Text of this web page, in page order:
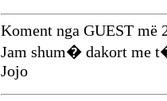
Koment nga GUEST më
Jam shum� dakort me
Jojo